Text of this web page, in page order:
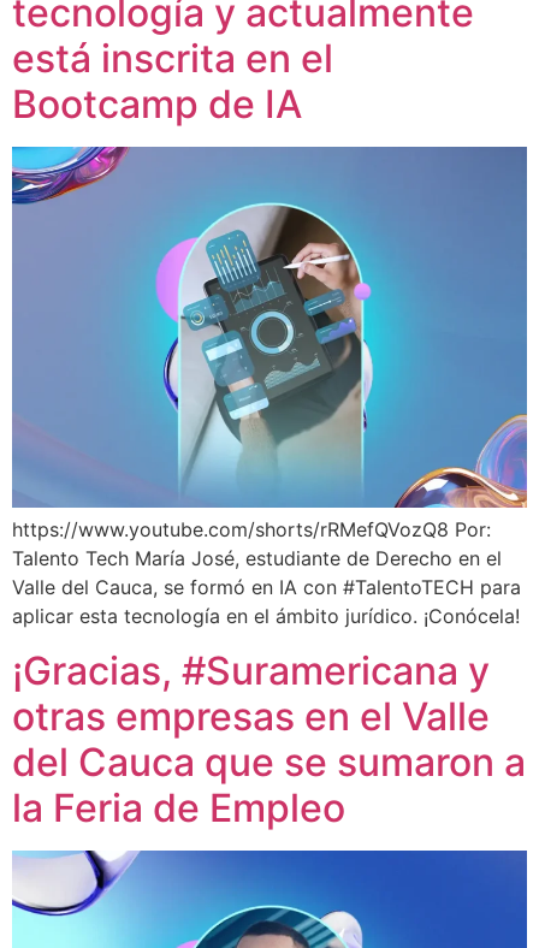
tecnología y actualmente
está inscrita en el
Bootcamp de IA
https://www.youtube.com/shorts/rRMefQVozQ8 Por:
Talento Tech María José, estudiante de Derecho en el
Valle del Cauca, se formó en IA con #TalentoTECH para
aplicar esta tecnología en el ámbito jurídico. ¡Conócela!
¡Gracias, #Suramericana y
otras empresas en el Valle
del Cauca que se sumaron a
la Feria de Empleo